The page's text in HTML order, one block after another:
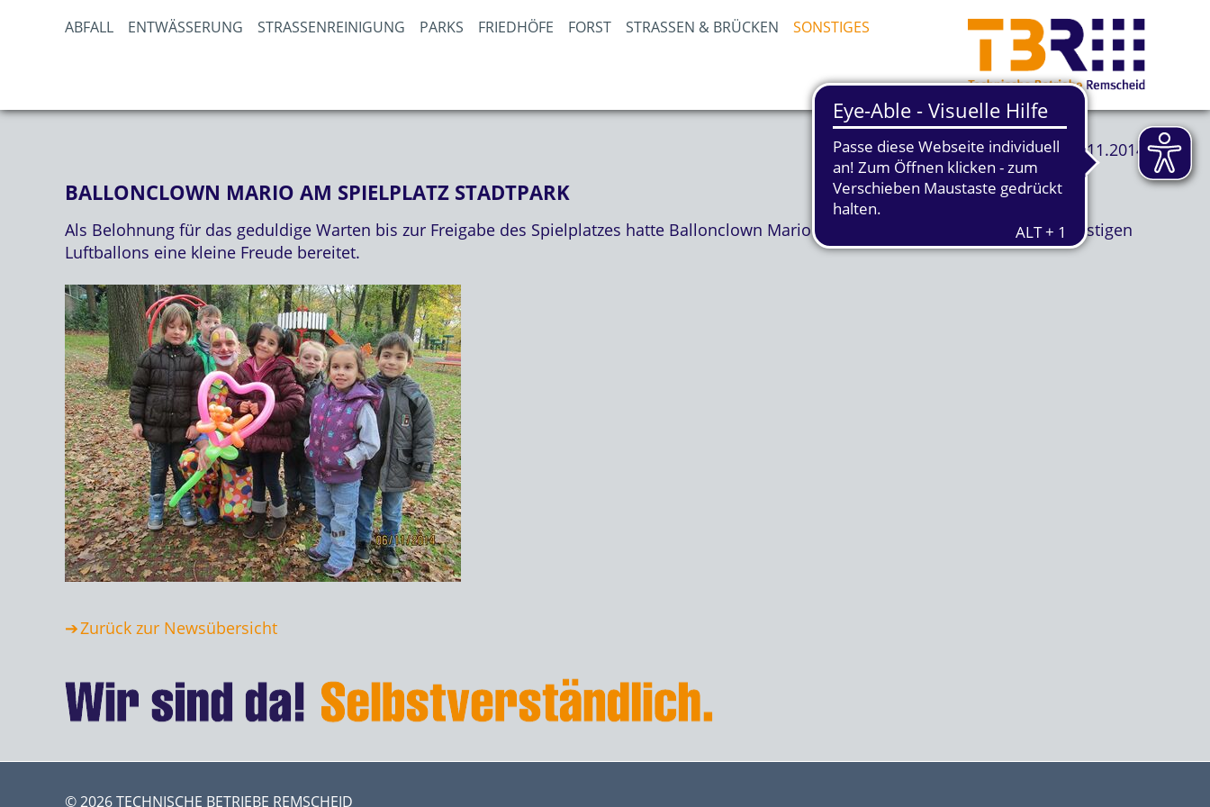
ABFALL ENTWÄSSERUNG STRASSENREINIGUNG PARKS FRIEDHÖFE FORST STRASSEN & BRÜCKEN SONSTIGES
06.11.2014
BALLONCLOWN MARIO AM SPIELPLATZ STADTPARK
Als Belohnung für das geduldige Warten bis zur Freigabe des Spielplatzes hatte Ballonclown Mario heute einigen Kindern mit seinen lustigen
Luftballons eine kleine Freude bereitet.
Zurück zur Newsübersicht
© 2026 TECHNISCHE BETRIEBE REMSCHEID